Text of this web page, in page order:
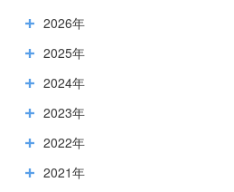
2026年
2025年
2024年
2023年
2022年
2021年